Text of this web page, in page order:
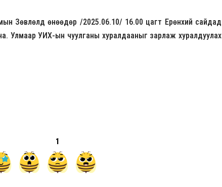
Зөвлөлд өнөөдөр /2025.06.10/ 16.00 цагт Ерөнхий сайдад
Улмаар УИХ-ын чуулганы хуралдааныг зарлаж хуралдуулах
1